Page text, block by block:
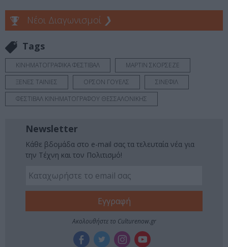
Νέοι Διαγωνισμοί ❯
Tags
ΚΙΝΗΜΑΤΟΓΡΑΦΙΚΑ ΦΕΣΤΙΒΑΛ
ΜΑΡΤΙΝ ΣΚΟΡΣΕΖΕ
ΞΕΝΕΣ ΤΑΙΝΙΕΣ
ΟΡΣΟΝ ΓΟΥΕΛΣ
ΣΙΝΕΦΙΛ
ΦΕΣΤΙΒΑΛ ΚΙΝΗΜΑΤΟΓΡΑΦΟΥ ΘΕΣΣΑΛΟΝΙΚΗΣ
Newsletter
Κάθε βδομάδα στο e-mail σας τα τελευταία νέα για
την Τέχνη και τον Πολιτισμό!
Ακολουθήστε το Culturenow.gr